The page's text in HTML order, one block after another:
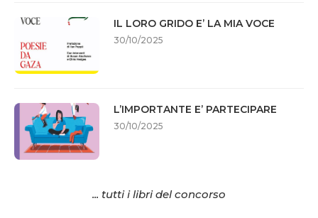
IL LORO GRIDO E’ LA MIA VOCE
30/10/2025
L’IMPORTANTE E’ PARTECIPARE
30/10/2025
... tutti i libri del concorso